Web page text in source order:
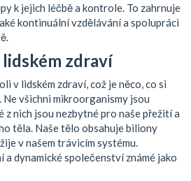
k jejich léčbě a kontrole. To zahrnuje
kontinuální vzdělávání a spolupráci
zdraví
v lidském zdraví, což je něco, co si
Ne všichni mikroorganismy jsou
z nich jsou nezbytné pro naše přežití a
těla. Naše tělo obsahuje biliony
v našem trávicím systému.
dynamické společenství známé jako